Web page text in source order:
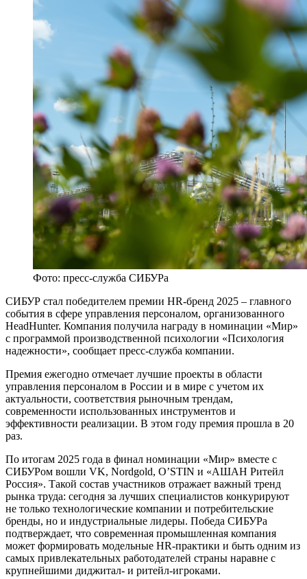
Фото: пресс-служба СИБУРа
СИБУР стал победителем премии HR-бренд 2025 – главного
события в сфере управления персоналом, организованного
HeadHunter. Компания получила награду в номинации «Мир»
с программой производственной психологии «Психология
надежности», сообщает пресс-служба компании.
Премия ежегодно отмечает лучшие проекты в области
управления персоналом в России и в мире с учетом их
актуальности, соответствия рыночным трендам,
современности использованных инструментов и
эффективности реализации. В этом году премия прошла в 20
раз.
По итогам 2025 года в финал номинации «Мир» вместе с
СИБУРом вошли VK, Nordgold, O’STIN и «АШАН Ритейл
Россия». Такой состав участников отражает важный тренд
рынка труда: сегодня за лучших специалистов конкурируют
не только технологические компании и потребительские
бренды, но и индустриальные лидеры. Победа СИБУРа
подтверждает, что современная промышленная компания
может формировать модельные HR-практики и быть одним из
самых привлекательных работодателей страны наравне с
крупнейшими диджитал- и ритейл-игроками.